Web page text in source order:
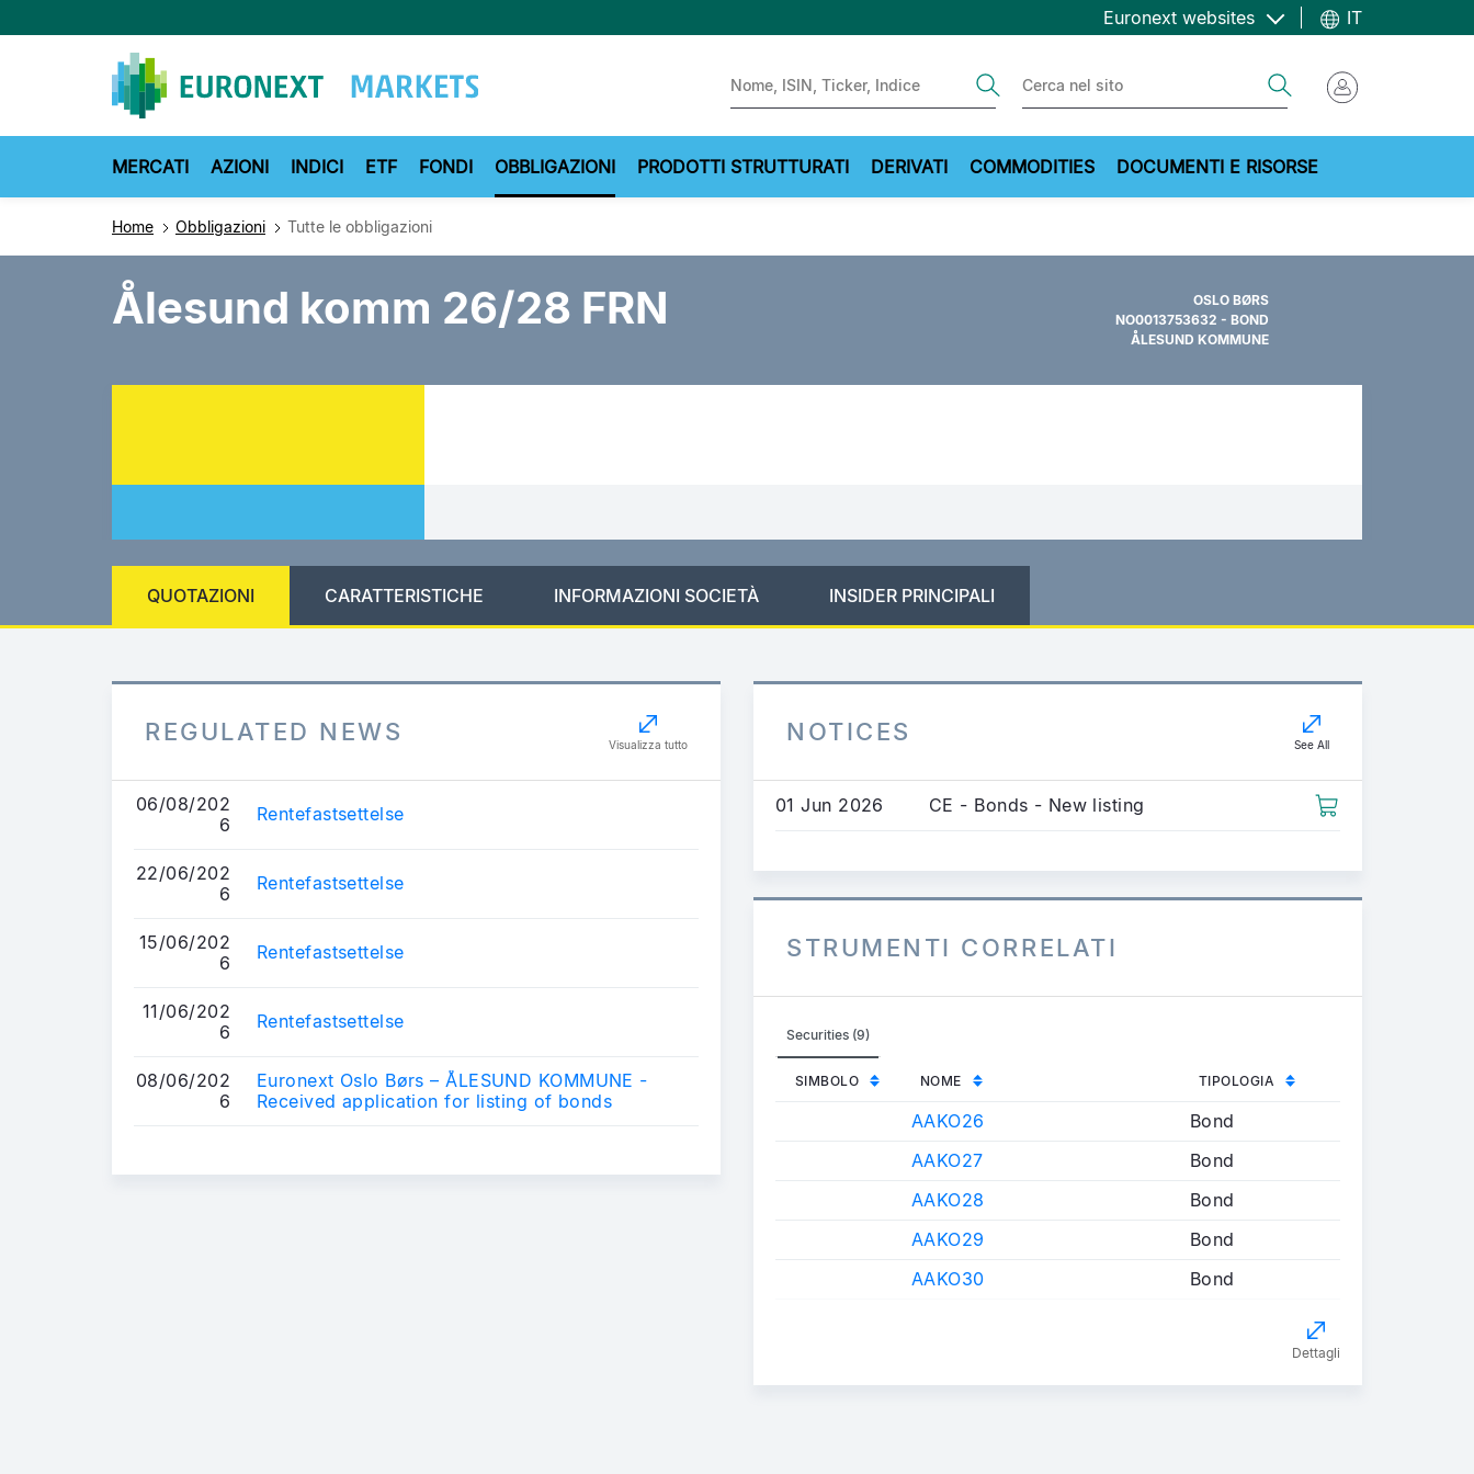
al
Euronext websites IT
MERCATI AZIONI INDICI ETF FONDI OBBLIGAZIONI PRODOTTI STRUTTURATI DERIVATI COMMODITIES DOCUMENTI E RISORSE
Home Obbligazioni Tutte le obbligazioni
Ålesund komm 26/28 FRN
OSLO BØRS
NO0013753632 - BOND
ÅLESUND KOMMUNE
QUOTAZIONI CARATTERISTICHE INFORMAZIONI SOCIETÀ INSIDER PRINCIPALI
REGULATED NEWS Visualizza tutto
06/08/202
6
Rentefastsettelse
22/06/202
6
Rentefastsettelse
15/06/202
6
Rentefastsettelse
11/06/202
6
Rentefastsettelse
08/06/202
6
Euronext Oslo Børs – ÅLESUND KOMMUNE -
Received application for listing of bonds
NOTICES See All
01 Jun 2026 CE - Bonds - New listing
STRUMENTI CORRELATI
Securities (9)
SIMBOLO NOME TIPOLOGIA
AAKO26
Bond
AAKO27
Bond
AAKO28
Bond
AAKO29
Bond
AAKO30
Bond
Dettagli